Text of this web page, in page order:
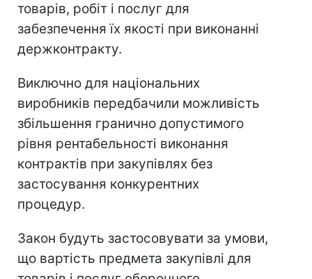
товарів, робіт і послуг для
забезпечення їх якості при виконанні
держконтракту.
Виключно для національних
виробників передбачили можливість
збільшення гранично допустимого
рівня рентабельності виконання
контрактів при закупівлях без
застосування конкурентних
процедур.
Закон будуть застосовувати за умови,
що вартість предмета закупівлі для